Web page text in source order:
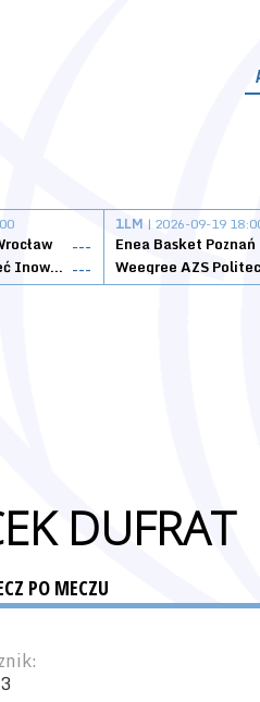
---
KSK Qemetica Noteć Inowrocław ---
1LM | 2026-09-19
Enea Basket Poznań
DUFRAT
PO MECZU